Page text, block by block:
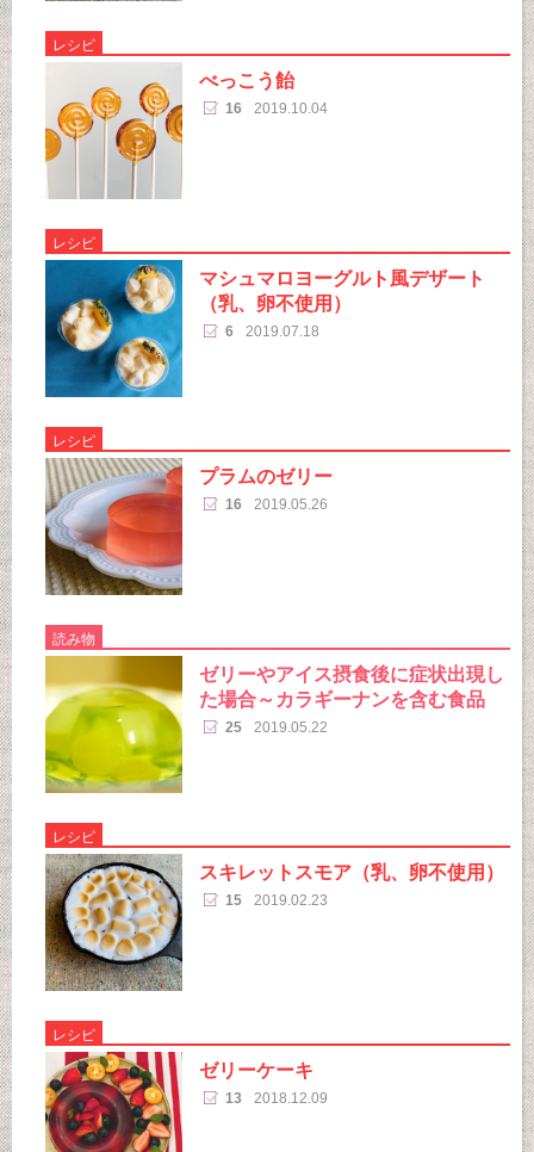
レシピ
べっこう飴
16 2019.10.04
レシピ
マシュマロヨーグルト風デザート
（乳、卵不使用）
6 2019.07.18
レシピ
プラムのゼリー
16 2019.05.26
読み物
ゼリーやアイス摂食後に症状出現し
た場合～カラギーナンを含む食品
25 2019.05.22
レシピ
スキレットスモア（乳、卵不使用）
15 2019.02.23
レシピ
ゼリーケーキ
13 2018.12.09